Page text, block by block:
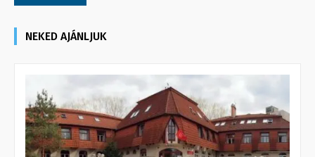
NEKED AJÁNLJUK